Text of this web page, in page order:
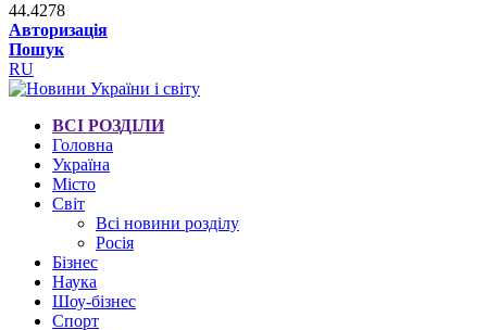
44.4278
Авторизація
Пошук
RU
ВСІ РОЗДІЛИ
Головна
Україна
Місто
Світ
Всі новини розділу
Росія
Бізнес
Наука
Шоу-бізнес
Спорт